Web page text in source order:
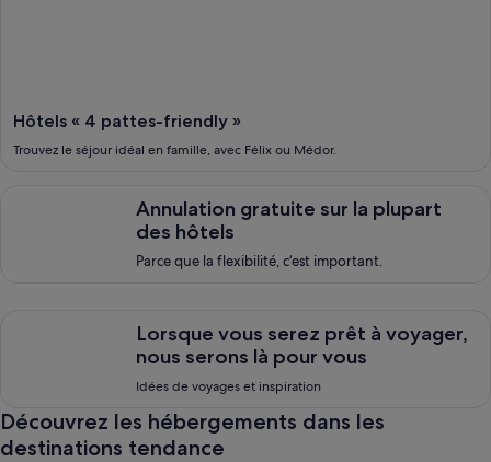
Hôtels « 4 pattes-friendly »
Trouvez le séjour idéal en famille, avec Félix ou Médor.
Annulation gratuite sur la plupart
des hôtels
Parce que la flexibilité, c’est important.
Lorsque vous serez prêt à voyager,
nous serons là pour vous
Idées de voyages et inspiration
Découvrez les hébergements dans les
destinations tendance